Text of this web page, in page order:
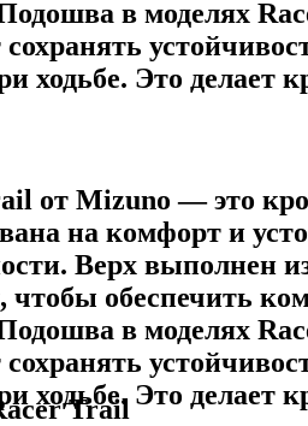
в моделях
сохранять
ходьбе. Это делает
от Mizuno — это
на комфорт и
Верх выполнен
обеспечить
в моделях
сохранять
ходьбе. Это делает
Trail